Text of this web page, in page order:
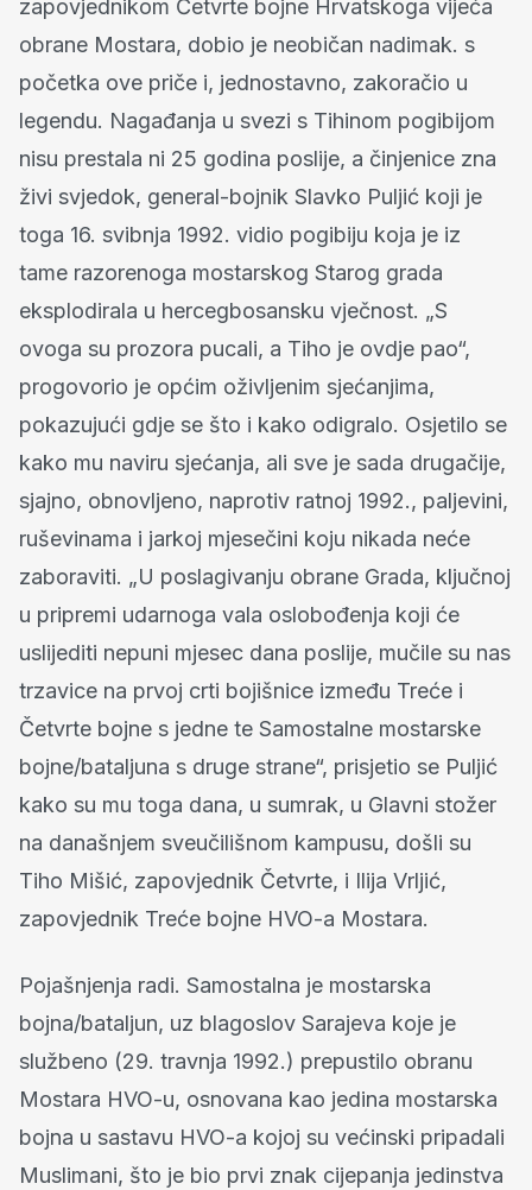
zapovjednikom Četvrte bojne Hrvatskoga vijeća
obrane Mostara, dobio je neobičan nadimak. s
početka ove priče i, jednostavno, zakoračio u
legendu. Nagađanja u svezi s Tihinom pogibijom
nisu prestala ni 25 godina poslije, a činjenice zna
živi svjedok, general-bojnik Slavko Puljić koji je
toga 16. svibnja 1992. vidio pogibiju koja je iz
tame razorenoga mostarskog Starog grada
eksplodirala u hercegbosansku vječnost. „S
ovoga su prozora pucali, a Tiho je ovdje pao“,
progovorio je općim oživljenim sjećanjima,
pokazujući gdje se što i kako odigralo. Osjetilo se
kako mu naviru sjećanja, ali sve je sada drugačije,
sjajno, obnovljeno, naprotiv ratnoj 1992., paljevini,
ruševinama i jarkoj mjesečini koju nikada neće
zaboraviti. „U poslagivanju obrane Grada, ključnoj
u pripremi udarnoga vala oslobođenja koji će
uslijediti nepuni mjesec dana poslije, mučile su nas
trzavice na prvoj crti bojišnice između Treće i
Četvrte bojne s jedne te Samostalne mostarske
bojne/bataljuna s druge strane“, prisjetio se Puljić
kako su mu toga dana, u sumrak, u Glavni stožer
na današnjem sveučilišnom kampusu, došli su
Tiho Mišić, zapovjednik Četvrte, i Ilija Vrljić,
zapovjednik Treće bojne HVO-a Mostara.
Pojašnjenja radi. Samostalna je mostarska
bojna/bataljun, uz blagoslov Sarajeva koje je
službeno (29. travnja 1992.) prepustilo obranu
Mostara HVO-u, osnovana kao jedina mostarska
bojna u sastavu HVO-a kojoj su većinski pripadali
Muslimani, što je bio prvi znak cijepanja jedinstva